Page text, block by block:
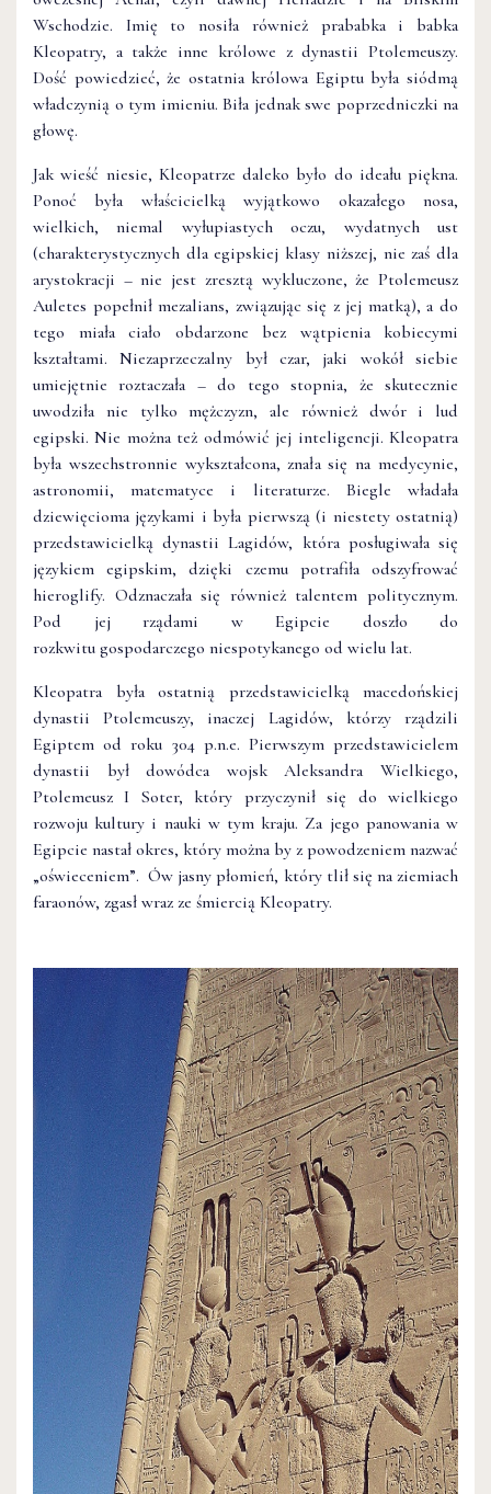
Wschodzie. Imię to nosiła również prababka i babka
Kleopatry, a także inne królowe z dynastii Ptolemeuszy.
Dość powiedzieć, że ostatnia królowa Egiptu była siódmą
władczynią o tym imieniu. Biła jednak swe poprzedniczki na
głowę.
Jak wieść niesie, Kleopatrze daleko było do ideału piękna.
Ponoć była właścicielką wyjątkowo okazałego nosa,
wielkich, niemal wyłupiastych oczu, wydatnych ust
(charakterystycznych dla egipskiej klasy niższej, nie zaś dla
arystokracji – nie jest zresztą wykluczone, że Ptolemeusz
Auletes popełnił mezalians, związując się z jej matką), a do
tego miała ciało obdarzone bez wątpienia kobiecymi
kształtami. Niezaprzeczalny był czar, jaki wokół siebie
umiejętnie roztaczała – do tego stopnia, że skutecznie
uwodziła nie tylko mężczyzn, ale również dwór i lud
egipski. Nie można też odmówić jej inteligencji. Kleopatra
była wszechstronnie wykształcona, znała się na medycynie,
astronomii, matematyce i literaturze. Biegle władała
dziewięcioma językami i była pierwszą (i niestety ostatnią)
przedstawicielką dynastii Lagidów, która posługiwała się
językiem egipskim, dzięki czemu potrafiła odszyfrować
hieroglify. Odznaczała się również talentem politycznym.
Pod jej rządami w Egipcie doszło do
rozkwitu gospodarczego niespotykanego od wielu lat.
Kleopatra była ostatnią przedstawicielką macedońskiej
dynastii Ptolemeuszy, inaczej Lagidów, którzy rządzili
Egiptem od roku 304 p.n.e. Pierwszym przedstawicielem
dynastii był dowódca wojsk Aleksandra Wielkiego,
Ptolemeusz I Soter, który przyczynił się do wielkiego
rozwoju kultury i nauki w tym kraju. Za jego panowania w
Egipcie nastał okres, który można by z powodzeniem nazwać
„oświeceniem”. Ów jasny płomień, który tlił się na ziemiach
faraonów, zgasł wraz ze śmiercią Kleopatry.